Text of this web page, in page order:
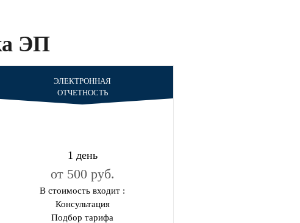
ЭП
ЭЛЕКТРОННАЯ
ОТЧЕТНОСТЬ
1 день
от 500 руб.
В стоимость входит :
Консультация
Подбор тарифа